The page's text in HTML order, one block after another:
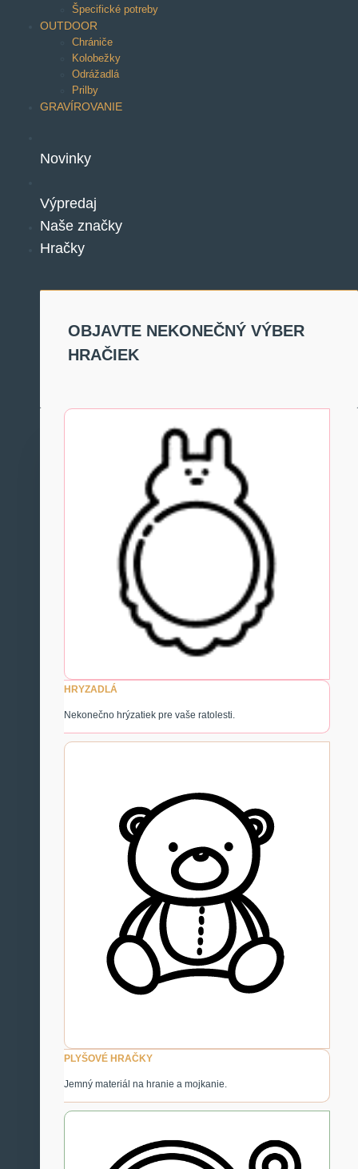
Špecifické potreby
OUTDOOR
Chrániče
Kolobežky
Odrážadlá
Prilby
GRAVÍROVANIE
Novinky
Výpredaj
Naše značky
Hračky
OBJAVTE NEKONEČNÝ VÝBER
HRAČIEK
HRYZADLÁ
Nekonečno hrýzatiek pre vaše ratolesti.
PLYŠOVÉ HRAČKY
Jemný materiál na hranie a mojkanie.